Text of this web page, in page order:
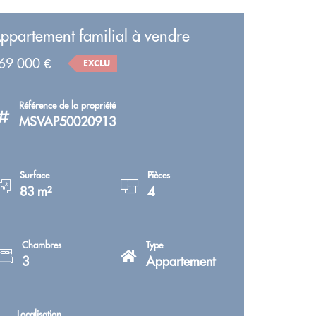
familial à vendre
000 € EXCLU
Référence de la propriété
MSVAP50020913
Surface
83 m²
Pièces
4
Chambres
3
Type
Appartement